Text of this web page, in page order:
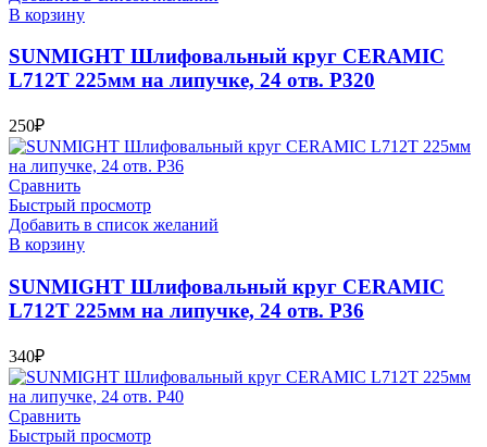
В корзину
SUNMIGHT Шлифовальный круг CERAMIC
L712T 225мм на липучке, 24 отв. P320
250₽
Сравнить
Быстрый просмотр
Добавить в список желаний
В корзину
SUNMIGHT Шлифовальный круг CERAMIC
L712T 225мм на липучке, 24 отв. P36
340₽
Сравнить
Быстрый просмотр